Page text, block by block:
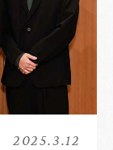
2025.3.12